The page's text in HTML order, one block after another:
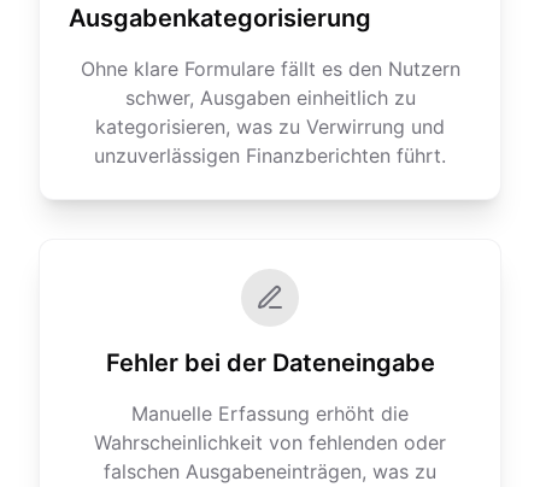
Ausgabenkategorisierung
Ohne klare Formulare fällt es den Nutzern
schwer, Ausgaben einheitlich zu
kategorisieren, was zu Verwirrung und
unzuverlässigen Finanzberichten führt.
Fehler bei der Dateneingabe
Manuelle Erfassung erhöht die
Wahrscheinlichkeit von fehlenden oder
falschen Ausgabeneinträgen, was zu